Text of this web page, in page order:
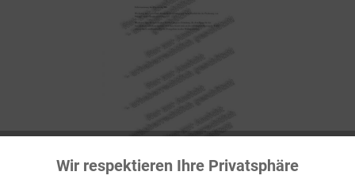
Funktionale Aktiv
Wir respektieren Ihre Privatsphäre